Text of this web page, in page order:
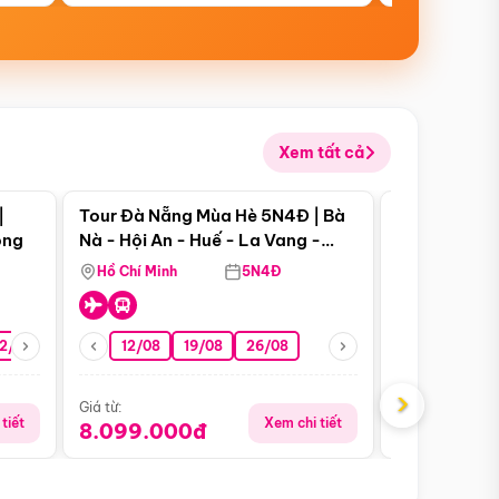
Xem tất cả
08 26/08 05/09 09/09 12/09
tiết
Điểm nổi bật
Tour Đà Nẵng Mùa Hè 5N4Đ | Bà
Nà - Hội An - Huế - La Vang -
Động Thiên Đường
Hồ Chí Minh 5N4Đ
12/08 19/08 26/08
Giá từ:
8.099.000đ Xem chi tiết
Giá từ:
›